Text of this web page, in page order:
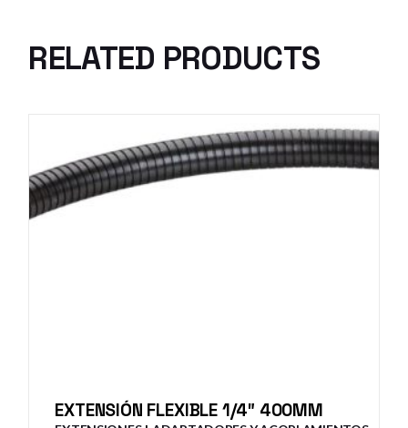
RELATED PRODUCTS
EXTENSIÓN FLEXIBLE 1/4″ 400MM